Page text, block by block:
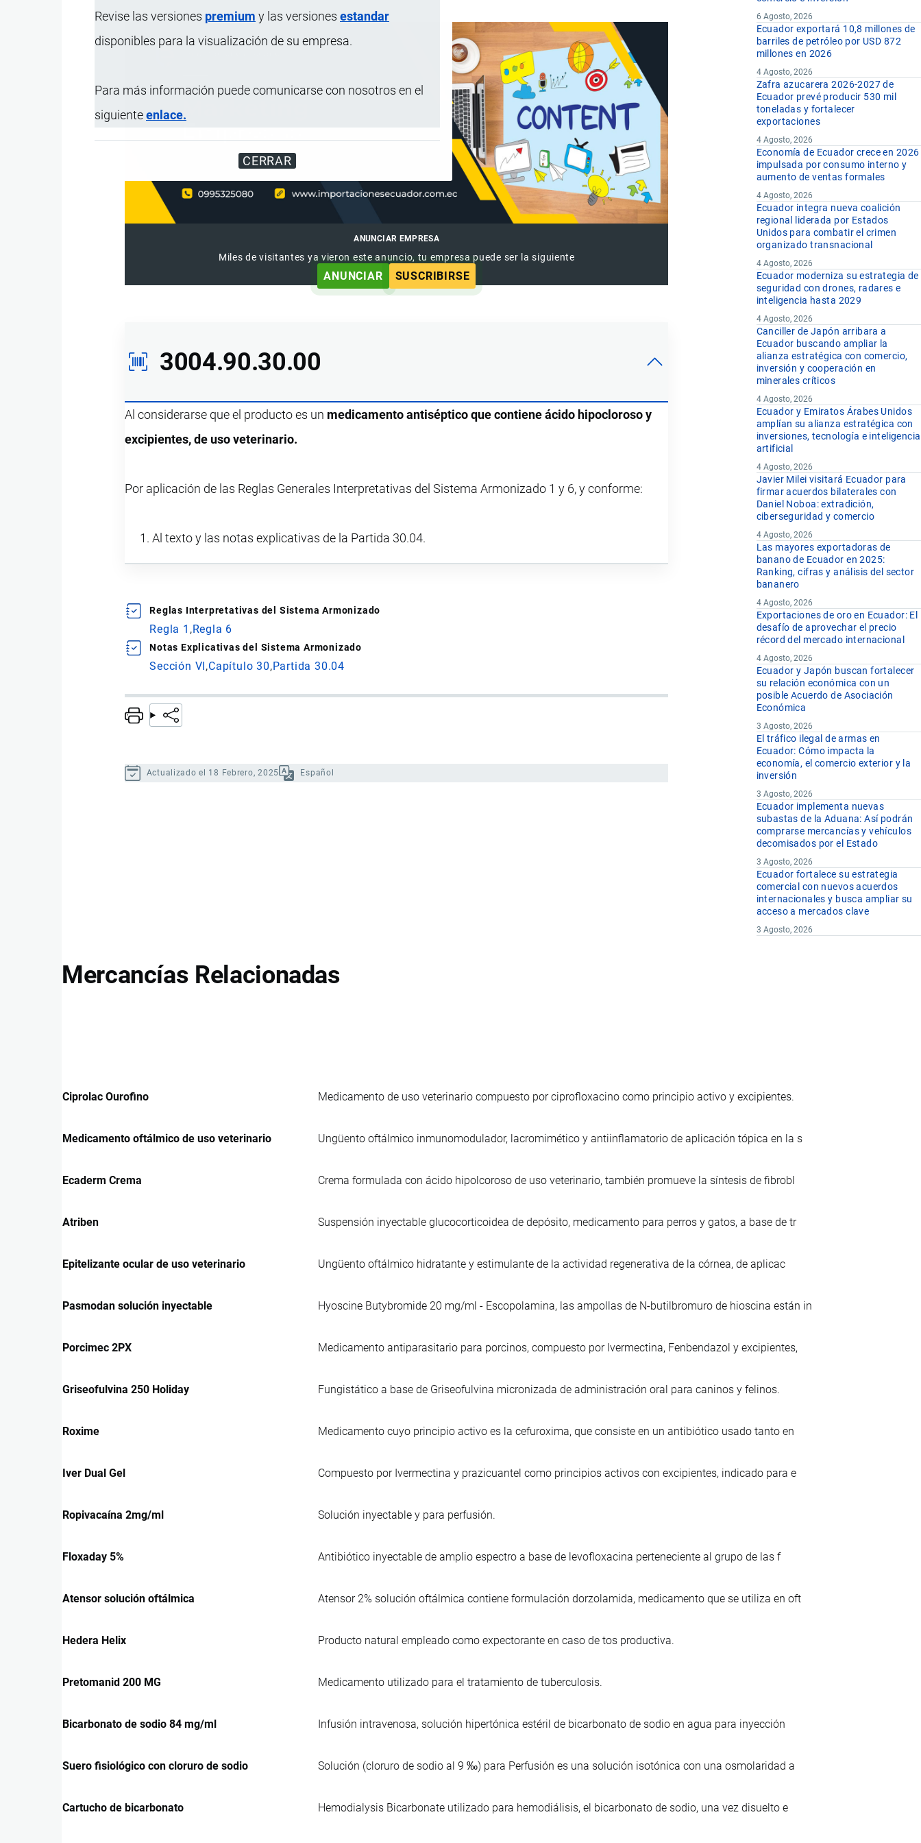
Revise las versiones premium y las versiones estandar
disponibles para la visualización de su empresa.
Para más información puede comunicarse con nosotros en el
siguienteenlace.
CERRAR
ANUNCIAR EMPRESA
Miles de visitantes ya vieron este anuncio, tu empresa puede ser la siguiente
ANUNCIAR SUSCRIBIRSE
3004.90.30.00
Al considerarse que el producto es un medicamento antiséptico que contiene ácido hipocloroso y
excipientes, de uso veterinario.
Por aplicación de las Reglas Generales Interpretativas del Sistema Armonizado 1 y 6, y conforme:
Al texto y las notas explicativas de la Partida 30.04.
Reglas Interpretativas del Sistema Armonizado
Regla 1 Regla 6
Notas Explicativas del Sistema Armonizado
Sección VI Capítulo 30 Partida 30.04
Actualizado el 18 Febrero, 2025 Español
6 Agosto, 2026
Ecuador exportará 10,8 millones de
barriles de petróleo por USD 872
millones en 2026
4 Agosto, 2026
Zafra azucarera 2026-2027 de
Ecuador prevé producir 530 mil
toneladas y fortalecer
exportaciones
4 Agosto, 2026
Economía de Ecuador crece en 2026
impulsada por consumo interno y
aumento de ventas formales
4 Agosto, 2026
Ecuador integra nueva coalición
regional liderada por Estados
Unidos para combatir el crimen
organizado transnacional
4 Agosto, 2026
Ecuador moderniza su estrategia de
seguridad con drones, radares e
inteligencia hasta 2029
4 Agosto, 2026
Canciller de Japón arribara a
Ecuador buscando ampliar la
alianza estratégica con comercio,
inversión y cooperación en
minerales críticos
4 Agosto, 2026
Ecuador y Emiratos Árabes Unidos
amplían su alianza estratégica con
inversiones, tecnología e inteligencia
artificial
4 Agosto, 2026
Javier Milei visitará Ecuador para
firmar acuerdos bilaterales con
Daniel Noboa: extradición,
ciberseguridad y comercio
4 Agosto, 2026
Las mayores exportadoras de
banano de Ecuador en 2025:
Ranking, cifras y análisis del sector
bananero
4 Agosto, 2026
Exportaciones de oro en Ecuador: El
desafío de aprovechar el precio
récord del mercado internacional
4 Agosto, 2026
Ecuador y Japón buscan fortalecer
su relación económica con un
posible Acuerdo de Asociación
Económica
3 Agosto, 2026
El tráfico ilegal de armas en
Ecuador: Cómo impacta la
economía, el comercio exterior y la
inversión
3 Agosto, 2026
Ecuador implementa nuevas
subastas de la Aduana: Así podrán
comprarse mercancías y vehículos
decomisados por el Estado
3 Agosto, 2026
Ecuador fortalece su estrategia
comercial con nuevos acuerdos
internacionales y busca ampliar su
acceso a mercados clave
3 Agosto, 2026
Mercancías Relacionadas
Ciprolac Ourofino Medicamento de uso veterinario compuesto por ciprofloxacino como principio activo y excipientes.
Medicamento oftálmico de uso veterinario Ungüento oftálmico inmunomodulador, lacromimético y antiinflamatorio de aplicación tópica en la s
Ecaderm Crema Crema formulada con ácido hipolcoroso de uso veterinario, también promueve la síntesis de fibrobl
Atriben Suspensión inyectable glucocorticoidea de depósito, medicamento para perros y gatos, a base de tr
Epitelizante ocular de uso veterinario Ungüento oftálmico hidratante y estimulante de la actividad regenerativa de la córnea, de aplicac
Pasmodan solución inyectable Hyoscine Butybromide 20 mg/ml - Escopolamina, las ampollas de N-butilbromuro de hioscina están in
Porcimec 2PX Medicamento antiparasitario para porcinos, compuesto por Ivermectina, Fenbendazol y excipientes,
Griseofulvina 250 Holiday Fungistático a base de Griseofulvina micronizada de administración oral para caninos y felinos.
Roxime Medicamento cuyo principio activo es la cefuroxima, que consiste en un antibiótico usado tanto en
Iver Dual Gel Compuesto por Ivermectina y prazicuantel como principios activos con excipientes, indicado para e
Ropivacaína 2mg/ml Solución inyectable y para perfusión.
Floxaday 5% Antibiótico inyectable de amplio espectro a base de levofloxacina perteneciente al grupo de las f
Atensor solución oftálmica Atensor 2% solución oftálmica contiene formulación dorzolamida, medicamento que se utiliza en oft
Hedera Helix Producto natural empleado como expectorante en caso de tos productiva.
Pretomanid 200 MG Medicamento utilizado para el tratamiento de tuberculosis.
Bicarbonato de sodio 84 mg/ml Infusión intravenosa, solución hipertónica estéril de bicarbonato de sodio en agua para inyección
Suero fisiológico con cloruro de sodio Solución (cloruro de sodio al 9 ‰) para Perfusión es una solución isotónica con una osmolaridad a
Cartucho de bicarbonato Hemodialysis Bicarbonate utilizado para hemodiálisis, el bicarbonato de sodio, una vez disuelto e